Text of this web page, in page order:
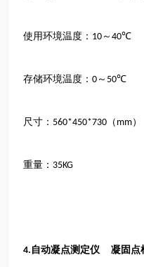
使用环境温度： 10 ～40℃
存储环境温度：0 ～ 50℃
尺寸： 560*450*730 （ mm）
重量： 35KG
4. 自动凝点测定仪 凝固点